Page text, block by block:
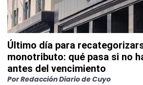
Último día para
monotributo: qué pasa si no
antes del vencimiento
PorRedacción Diario de Cuyo